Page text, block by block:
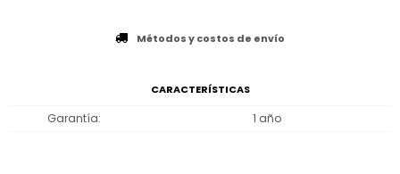
Métodos y costos de envío
CARACTERÍSTICAS
Garantía 1 año